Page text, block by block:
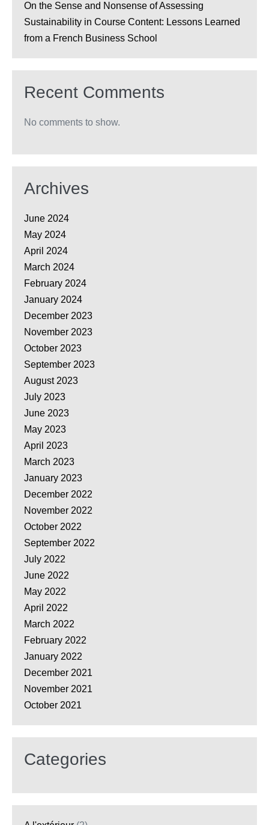
On the Sense and Nonsense of Assessing
Sustainability in Course Content: Lessons Learned
from a French Business School
Recent Comments
No comments to show.
Archives
June 2024
May 2024
April 2024
March 2024
February 2024
January 2024
December 2023
November 2023
October 2023
September 2023
August 2023
July 2023
June 2023
May 2023
April 2023
March 2023
January 2023
December 2022
November 2022
October 2022
September 2022
July 2022
June 2022
May 2022
April 2022
March 2022
February 2022
January 2022
December 2021
November 2021
October 2021
Categories